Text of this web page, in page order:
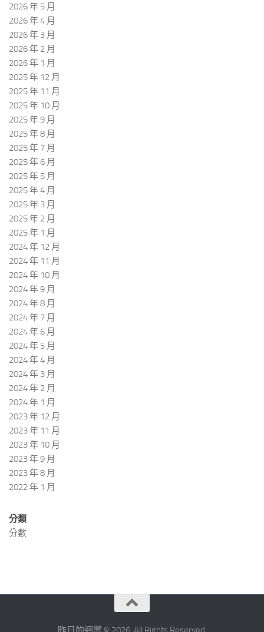
2026 年 5 月
2026 年 4 月
2026 年 3 月
2026 年 2 月
2026 年 1 月
2025 年 12 月
2025 年 11 月
2025 年 10 月
2025 年 9 月
2025 年 8 月
2025 年 7 月
2025 年 6 月
2025 年 5 月
2025 年 4 月
2025 年 3 月
2025 年 2 月
2025 年 1 月
2024 年 12 月
2024 年 11 月
2024 年 10 月
2024 年 9 月
2024 年 8 月
2024 年 7 月
2024 年 6 月
2024 年 5 月
2024 年 4 月
2024 年 3 月
2024 年 2 月
2024 年 1 月
2023 年 12 月
2023 年 11 月
2023 年 10 月
2023 年 9 月
2023 年 8 月
2022 年 1 月
分類
分數